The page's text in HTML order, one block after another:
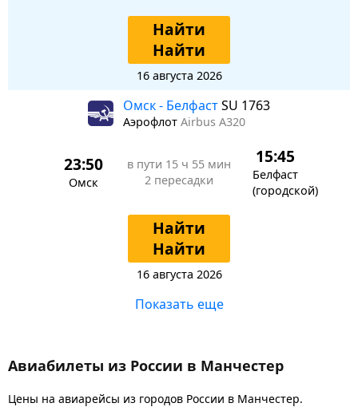
Найти
Найти
16 августа 2026
Омск - БелфастSU 1763
Аэрофлот Airbus A320
23:50
Омск
в пути 15 ч 55 мин
2 пересадки
15:45
Белфаст
(городской)
Найти
Найти
16 августа 2026
Показать еще
Авиабилеты из России в Манчестер
Цены на авиарейсы из городов России в Манчестер.